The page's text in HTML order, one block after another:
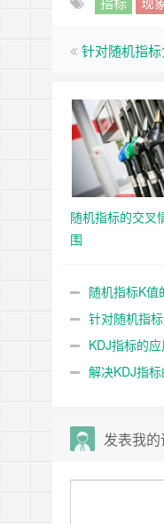
针对随机指
随机指标的交叉
围
随机指标K值
针对随机指
KDJ指标的
解决KDJ指
发表我